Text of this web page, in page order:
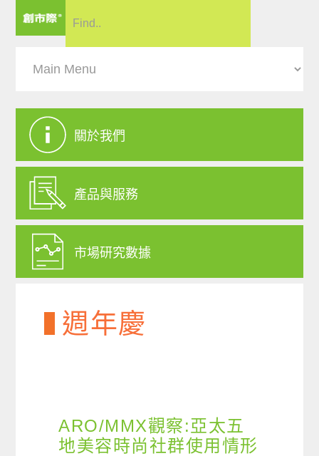
關於我們
產品與服務
市場研究數據
週年慶
ARO/MMX觀察:亞太五
地美容時尚社群使用情形